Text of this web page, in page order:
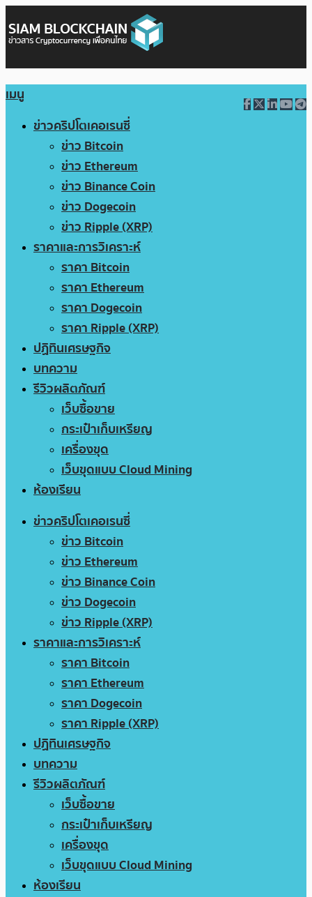
เมนู
ข่าวคริปโตเคอเรนซี่
ข่าว Bitcoin
ข่าว Ethereum
ข่าว Binance Coin
ข่าว Dogecoin
ข่าว Ripple (XRP)
ราคาและการวิเคราะห์
ราคา Bitcoin
ราคา Ethereum
ราคา Dogecoin
ราคา Ripple (XRP)
ปฏิทินเศรษฐกิจ
บทความ
รีวิวผลิตภัณฑ์
เว็บซื้อขาย
กระเป๋าเก็บเหรียญ
เครื่องขุด
เว็บขุดแบบ Cloud Mining
ห้องเรียน
ข่าวคริปโตเคอเรนซี่
ข่าว Bitcoin
ข่าว Ethereum
ข่าว Binance Coin
ข่าว Dogecoin
ข่าว Ripple (XRP)
ราคาและการวิเคราะห์
ราคา Bitcoin
ราคา Ethereum
ราคา Dogecoin
ราคา Ripple (XRP)
ปฏิทินเศรษฐกิจ
บทความ
รีวิวผลิตภัณฑ์
เว็บซื้อขาย
กระเป๋าเก็บเหรียญ
เครื่องขุด
เว็บขุดแบบ Cloud Mining
ห้องเรียน